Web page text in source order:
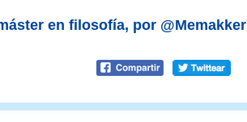
en filosofía, por @Memakker